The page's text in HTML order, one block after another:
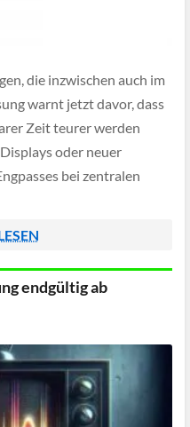
die inzwischen auch im
warnt jetzt davor, dass
Zeit teurer werden
oder neuer
bei zentralen
endgültig ab